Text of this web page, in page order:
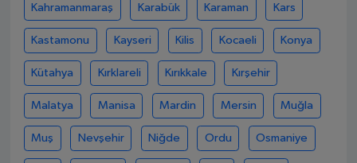
Kahramanmaraş Karabük Karaman Kars
Kastamonu Kayseri Kilis Kocaeli Konya
Kütahya Kırklareli Kırıkkale Kırşehir
Malatya Manisa Mardin Mersin Muğla
Muş Nevşehir Niğde Ordu Osmaniye